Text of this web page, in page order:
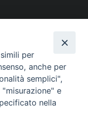
per
anche per
semplici",
e
nella